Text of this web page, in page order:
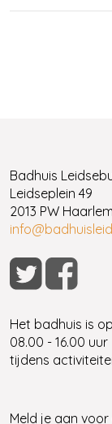
Badhuis
Leidseplein 49
2013 PW Haarlem
Het badhuis is
08.00 - 16.00 uur
tijdens
Meld je aan